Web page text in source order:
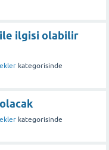
ile ilgisi olabilir
kategorisinde
kategorisinde